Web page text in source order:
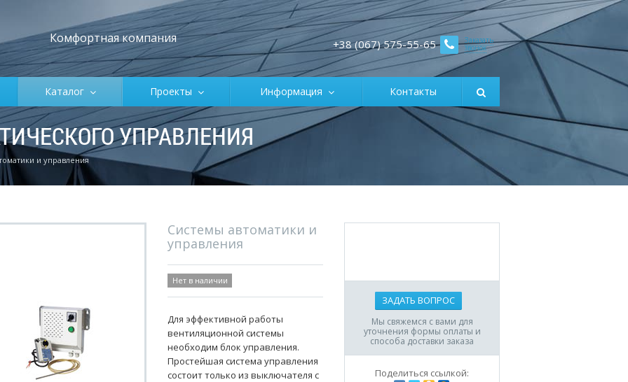
Комфортная компания Заказать
звонок
+38 (067) 575-55-65
Каталог Проекты Информация Контакты
УПРАВЛЕНИЯ
и управления
Системы автоматики и
управления
Нет в наличии
Для эффективной работы
вентиляционной системы
необходим блок управления.
Простейшая система управления
состоит только из выключателя с
ЗАДАТЬ ВОПРОС
Мы свяжемся с вами для
уточнения формы оплаты и
способа доставки заказа
Поделиться ссылкой: